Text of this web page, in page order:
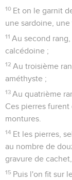
10 Et on le garnit
une sardoine,
11 Au second
calcédoine ;
12 Au troisième
améthyste ;
13 Au quatrième
Ces pierres
montures.
14 Et les pierres,
au nombre de
gravure de
15 Puis l'on fit sur